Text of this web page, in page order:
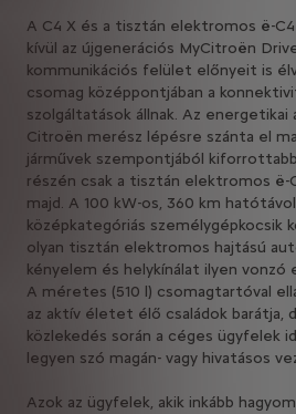
A C4 X és a tisztán elektromos ë-
kívül az újgenerációs MyCitroën
kommunikációs felület előnyeit is
csomag középpontjában a
szolgáltatások állnak. Az energetikai
Citroën merész lépésre szánta el
járművek szempontjából
részén csak a tisztán elektromos ë-
majd. A 100 kW-os, 360 km
középkategóriás személygépkocsik
olyan tisztán elektromos hajtású
kényelem és helykínálat ilyen vonzó
A méretes (510 l) csomagtartóval
az aktív életet élő családok barátja,
közlekedés során a céges ügyfelek
legyen szó magán- vagy hivatásos
Azok az ügyfelek, akik inkább